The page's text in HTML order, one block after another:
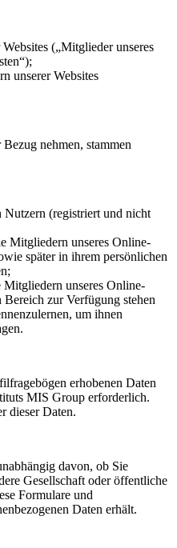
(„Mitglieder unseres
unserer Websites
nehmen, stammen
(registriert und nicht
Mitgliedern unseres Online-
später in ihrem persönlichen
unseres Online-
zur Verfügung stehen
um ihnen
erhobenen Daten
MIS Group erforderlich.
dieser Daten.
davon, ob Sie
Gesellschaft oder öffentliche
Formulare und
Daten erhält.